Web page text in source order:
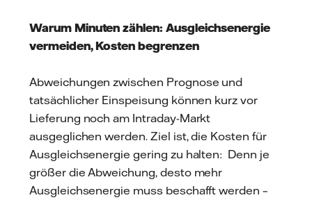
Warum Minuten zählen: Ausgleichsenergie
vermeiden, Kosten begrenzen
Abweichungen zwischen Prognose und
tatsächlicher Einspeisung können kurz vor
Lieferung noch am Intraday-Markt
ausgeglichen werden. Ziel ist, die Kosten für
Ausgleichsenergie gering zu halten: Denn je
größer die Abweichung, desto mehr
Ausgleichsenergie muss beschafft werden –